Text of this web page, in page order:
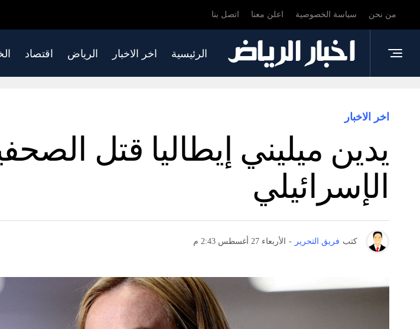
من نحن سياسة الخصوصية اعلن معنا اتصل بنا
الرئيسية اخر الاخبار الرياض اقتصاد
اخر الاخبار
يدين ميليني إيطاليا قتل
الإسرائيلي
كتب فريق التحرير - الأربعاء 27 أغسطس 2:43 م